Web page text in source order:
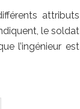
attributs
le soldat
l’ingénieur est